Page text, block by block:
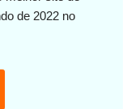
de 2022 no